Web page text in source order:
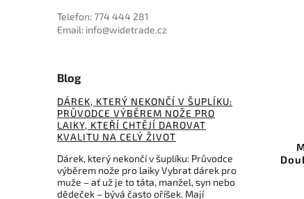
Telefon: 774 444 281
Email: info@widetrade.cz
Blog
DÁREK, KTERÝ NEKONČÍ V ŠUPLÍKU:
PRŮVODCE VÝBĚREM NOŽE PRO
LAIKY, KTEŘÍ CHTĚJÍ DAROVAT
KVALITU NA CELÝ ŽIVOT
Dárek, který nekončí v šuplíku: Průvodce
výběrem nože pro laiky Vybrat dárek pro
muže – ať už je to táta, manžel, syn nebo
dědeček – bývá často oříšek. Mají
Kód:MCT12421TAPX
Double Edge Dagger Tan Pixel
Do košíku